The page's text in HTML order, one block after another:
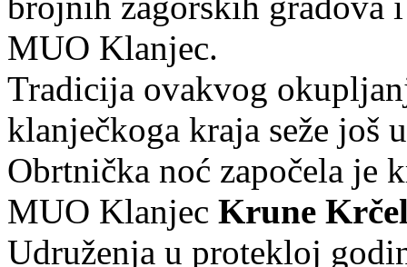
MUO Klanjec.
Tradicija ovakvog
klanječkoga kraja seže još
Obrtnička noć započela je
MUO Klanjec Krune
Udruženja u protekloj